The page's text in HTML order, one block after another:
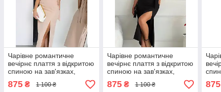
Чарівне романтичне
вечірнє плаття з відкритою
спиною на зав'язках,
бежеве
875 ₴ 1 100 ₴
Чарівне романтичне
вечірнє плаття з відкритою
спиною на зав'язках,
чорне
875₴ 1 100 ₴ 875